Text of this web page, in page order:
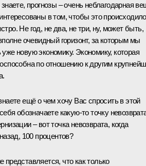
прогнозы – очень неблагодарная
в том, чтобы это происходило
Не год, не два, не три, ну, может быть,
очевидный горизонт, за которым мы
новую экономику. Экономику, которая
по отношению к другим
ещё о чем хочу Вас спросить в этой
обозначаете какую‑то точку
– вот точка невозврата, когда
100 процентов?
что как только